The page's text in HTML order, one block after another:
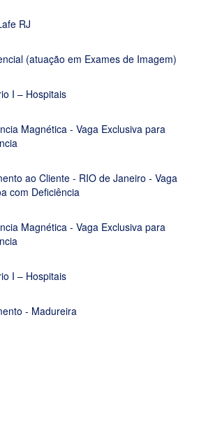
RJ
(atuação em Exames de Imagem)
I – Hospitais
Magnética - Vaga Exclusiva para
ao Cliente - RIO de Janeiro - Vaga
com Deficiência
Magnética - Vaga Exclusiva para
I – Hospitais
- Madureira